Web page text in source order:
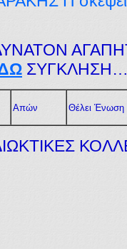
ΣΥΓΚΛΗΣΗ… ,
Απών Θέλει Ένωση